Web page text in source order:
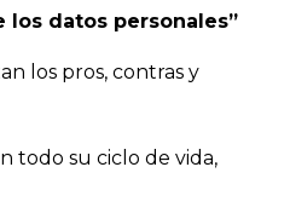
los datos personales”
los pros, contras y
todo su ciclo de vida,